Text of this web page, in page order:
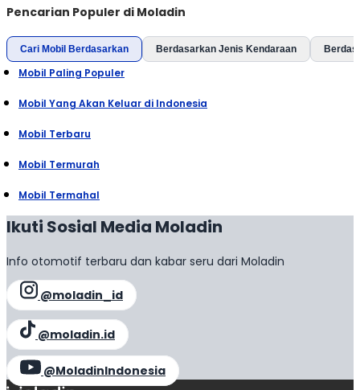
Pencarian Populer di Moladin
Cari Mobil Berdasarkan Berdasarkan Jenis Kendaraan
Mobil Paling Populer
Mobil Yang Akan Keluar di Indonesia
Mobil Terbaru
Mobil Termurah
Mobil Termahal
Ikuti Sosial Media Moladin
Info otomotif terbaru dan kabar seru dari Moladin
@moladin_id
@moladin.id
@MoladinIndonesia